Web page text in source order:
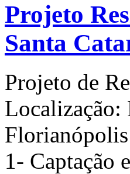
Projeto
Santa
Projeto de
1- Captação